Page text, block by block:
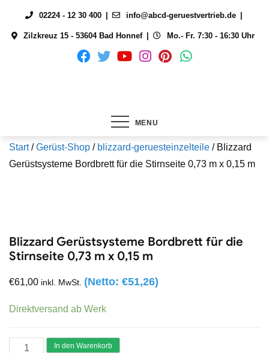
content
02224 - 12 30 400 info@abcd-geruestvertrieb.de
Zilzkreuz 15 - 53604 Bad Honnef Mo.- Fr. 7:30 - 16:30 Uhr
MENU
Start/Gerüst-Shop / blizzard-geruesteinzelteile / Blizzard
Gerüstsysteme Bordbrett für die Stirnseite 0,73 m x 0,15 m
Blizzard Gerüstsysteme Bordbrett für die
Stirnseite 0,73 m x 0,15 m
€61,00 inkl. MwSt. (Netto: €51,26)
Direktversand ab Werk
Blizzard
In den Warenkorb